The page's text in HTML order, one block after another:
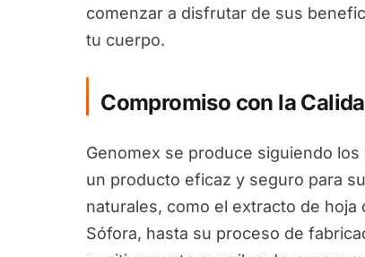
comenzar a disfrutar de sus
tu cuerpo.
Compromiso con la
Genomex se produce siguiendo
un producto eficaz y seguro para
naturales, como el extracto de
Sófora, hasta su proceso de